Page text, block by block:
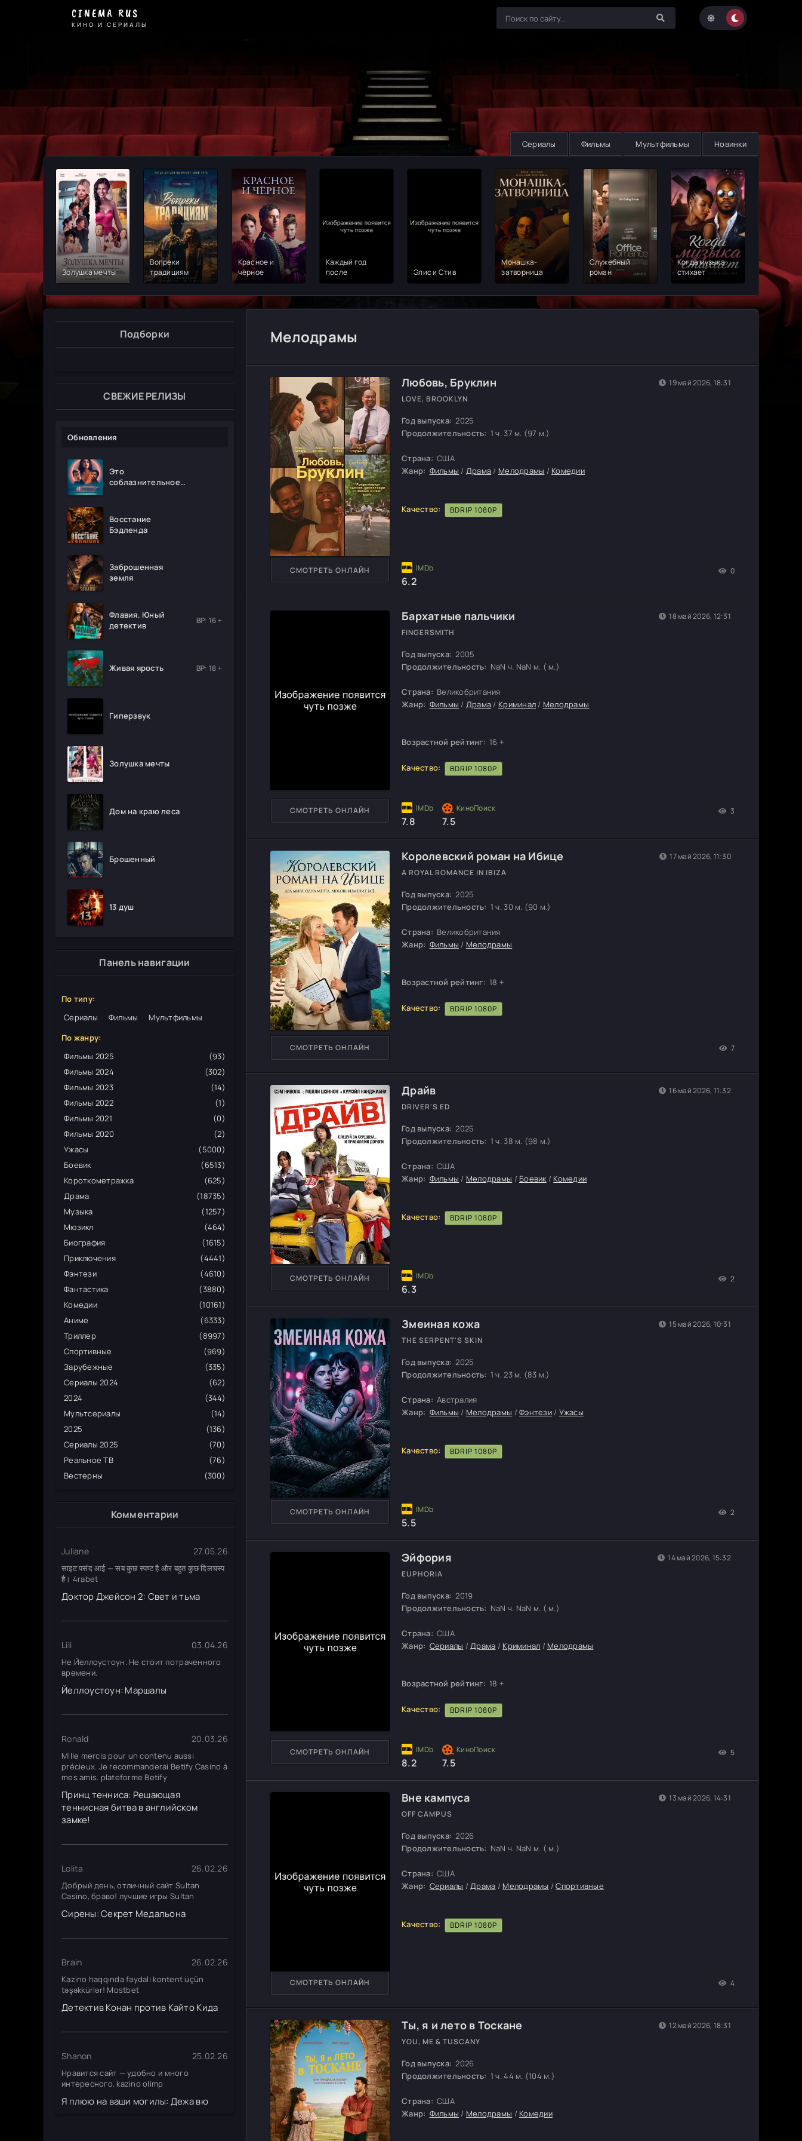
Rus
CINEMA RUS
КИНО И СЕРИАЛЫ
Сериалы Фильмы Мультфильмы Новинки
Золушка мечты
Вопреки
традициям
Красное и
чёрное
Каждый год
после
Элис и Стив
Монашка-
затворница
Служебный
роман
Когда музыка
стихает
Любить
нарцисса
Подборки
СВЕЖИЕ РЕЛИЗЫ
Обновления
Это
соблазнительное
Восстание
Бэдленда
Заброшенная
земля
Флавия. Юный
детектив
ВР: 16 +
Живая ярость ВР: 18 +
Гиперзвук
Золушка мечты
Дом на краю леса
Брошенный
13 душ
Панель навигации
По типу:
Сериалы
Фильмы
Мультфильмы
По жанру:
Фильмы 2025
(93)
Фильмы 2024
(302)
Фильмы 2023
(14)
Фильмы 2022
(1)
Фильмы 2021
(0)
Фильмы 2020
(2)
Ужасы
(5000)
Боевик
(6513)
Короткометражка
(625)
Драма
(18735)
Музыка
(1257)
Мюзикл
(464)
Биография
(1615)
Приключения
(4441)
Фэнтези
(4610)
Фантастика
(3880)
Комедии
(10161)
Аниме
(6333)
Триллер
(8997)
Спортивные
(969)
Зарубежные
(335)
Сериалы 2024
(62)
2024
(344)
Мультсериалы
(14)
2025
(136)
Сериалы 2025
(70)
Реальное ТВ
(76)
Вестерны
(300)
Комментарии
Juliane 27.05.26
साइट पसंद आई — सब कुछ स्पष्ट है और बहुत कुछ दिलचस्प
है। 4rabet
Доктор Джейсон 2: Свет и тьма
Lili 03.04.26
Не Йеллоустоун. Не стоит потраченного
времени.
Йеллоустоун: Маршалы
Ronald 20.03.26
Mille mercis pour un contenu aussi
précieux. Je recommanderai Betify Casino à
mes amis. plateforme Betify
Принц тенниса: Решающая
теннисная битва в английском
замке!
Lolita 26.02.26
Добрый день, отличный сайт Sultan
Casino, браво! лучшие игры Sultan
Сирены: Секрет Медальона
Brain 26.02.26
Kazino haqqında faydalı kontent üçün
təşəkkürlər! Mostbet
Детектив Конан против Кайто Кида
Shanon 25.02.26
Нравится сайт — удобно и много
интересного. kazino olimp
Я плюю на ваши могилы: Дежа вю
Мелодрамы
Любовь, Бруклин
LOVE, BROOKLYN
Год выпуска: 2025
Продолжительность: 1 ч. 37 м. (97 м.)
Страна: США
Жанр: Фильмы / Драма / Мелодрамы / Комедии
Качество: BDRIP 1080P
СМОТРЕТЬ ОНЛАЙН
6.2
0
19 май 2026, 18:31
Бархатные пальчики
FINGERSMITH
Год выпуска: 2005
Продолжительность: NaN ч. NaN м. ( м.)
Страна: Великобритания
Жанр: Фильмы / Драма / Криминал / Мелодрамы
Возрастной рейтинг: 16 +
Качество: BDRIP 1080P
СМОТРЕТЬ ОНЛАЙН
7.8 7.5
3
18 май 2026, 12:31
Королевский роман на Ибице
A ROYAL ROMANCE IN IBIZA
Год выпуска: 2025
Продолжительность: 1 ч. 30 м. (90 м.)
Страна: Великобритания
Жанр: Фильмы / Мелодрамы
Возрастной рейтинг: 18 +
Качество: BDRIP 1080P
СМОТРЕТЬ ОНЛАЙН 7
17 май 2026, 11:30
Драйв
DRIVER'S ED
Год выпуска: 2025
Продолжительность: 1 ч. 38 м. (98 м.)
Страна: США
Жанр: Фильмы / Мелодрамы / Боевик/ Комедии
Качество: BDRIP 1080P
СМОТРЕТЬ ОНЛАЙН
6.3
2
16 май 2026, 11:32
Змеиная кожа
THE SERPENT'S SKIN
Год выпуска: 2025
Продолжительность: 1 ч. 23 м. (83 м.)
Страна: Австралия
Жанр: Фильмы / Мелодрамы /Фэнтези/ Ужасы
Качество: BDRIP 1080P
СМОТРЕТЬ ОНЛАЙН
5.5
2
15 май 2026, 10:31
Эйфория
EUPHORIA
Год выпуска: 2019
Продолжительность: NaN ч. NaN м. ( м.)
Страна: США
Жанр: Сериалы /Драма / Криминал / Мелодрамы
Возрастной рейтинг: 18 +
Качество: BDRIP 1080P
СМОТРЕТЬ ОНЛАЙН
8.2 7.5
5
14 май 2026, 15:32
Вне кампуса
OFF CAMPUS
Год выпуска: 2026
Продолжительность: NaN ч. NaN м. ( м.)
Страна: США
Жанр: Сериалы /Драма / Мелодрамы /Спортивные
Качество: BDRIP 1080P
СМОТРЕТЬ ОНЛАЙН 4
13 май 2026, 14:31
Ты, я и лето в Тоскане
YOU, ME & TUSCANY
Год выпуска: 2026
Продолжительность: 1 ч. 44 м. (104 м.)
Страна: США
Жанр: Фильмы / Мелодрамы / Комедии
12 май 2026, 18:31